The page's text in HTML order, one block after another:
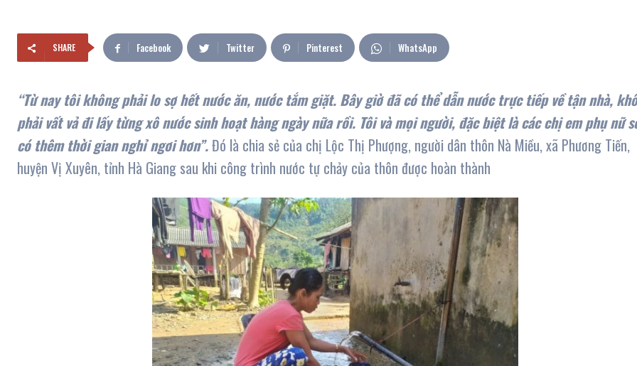
SHARE Facebook Twitter Pinterest WhatsApp
“Từ nay tôi không phải lo sợ hết nước ăn, nước tắm giặt. Bây giờ đã có thể dẫn nước trực tiếp về tận nhà,
phải vất vả đi lấy từng xô nước sinh hoạt hàng ngày nữa rồi. Tôi và mọi người, đặc biệt là các chị em phụ nữ
có thêm thời gian nghỉ ngơi hơn”.Đó là chia sẻ của chị Lộc Thị Phượng, người dân thôn Nà Miều, xã Phương Tiến,
huyện Vị Xuyên, tỉnh Hà Giang sau khi công trình nước tự chảy của thôn được hoàn thành